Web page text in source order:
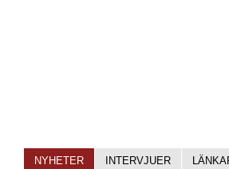
NYHETER INTERVJUER